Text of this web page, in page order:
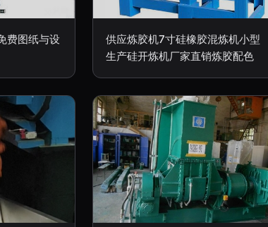
费图纸与设
供应炼胶机7寸硅橡胶混炼机小型
生产硅开炼机厂家直销炼胶配色